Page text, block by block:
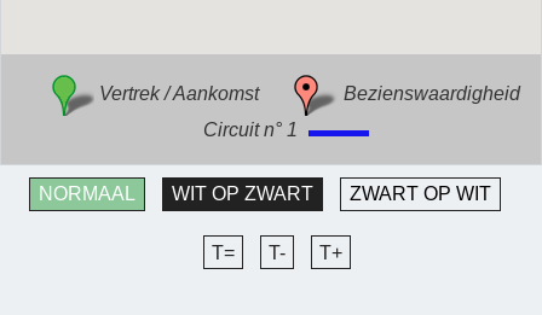
Vertrek / Aankomst
Bezienswaardigheid
Circuit n° 1
NORMAAL WIT OP ZWART ZWART OP WIT
T= T- T+